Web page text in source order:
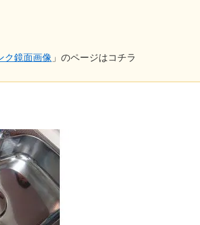
ク鏡面画像 」のページはコチラ